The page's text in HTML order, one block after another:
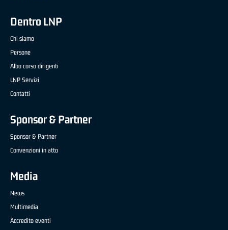
Dentro LNP
Chi siamo
Persone
Albo corso dirigenti
LNP Servizi
Contatti
Sponsor & Partner
Sponsor & Partner
Convenzioni in atto
Media
News
Multimedia
Accredito eventi